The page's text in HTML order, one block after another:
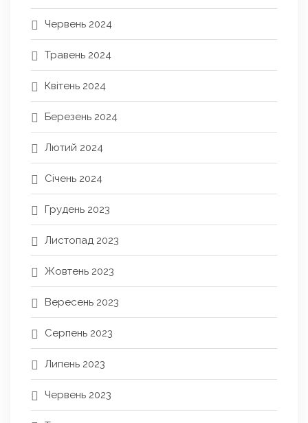
Червень 2024
Травень 2024
Квітень 2024
Березень 2024
Лютий 2024
Січень 2024
Грудень 2023
Листопад 2023
Жовтень 2023
Вересень 2023
Серпень 2023
Липень 2023
Червень 2023